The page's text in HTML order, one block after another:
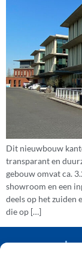
Dit nieuwbouw
transparant en
gebouw omvat ca.
showroom en een
deels op het zuiden
die op […]
van